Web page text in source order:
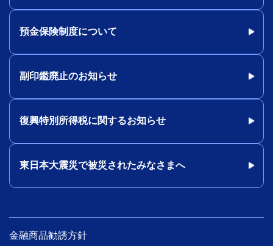
預金保険制度について
副印鑑廃止のお知らせ
復興特別所得税に関するお知らせ
東日本大震災で被災されたみなさまへ
金融商品勧誘方針